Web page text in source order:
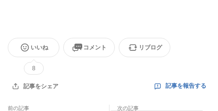
いいね
8
コメント リブログ
記事をシェア 記事を報告する
前の記事 次の記事